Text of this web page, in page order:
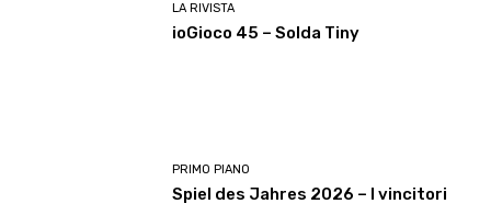
LA RIVISTA
ioGioco 45 – Solda Tiny
PRIMO PIANO
Spiel des Jahres 2026 – I vincitori